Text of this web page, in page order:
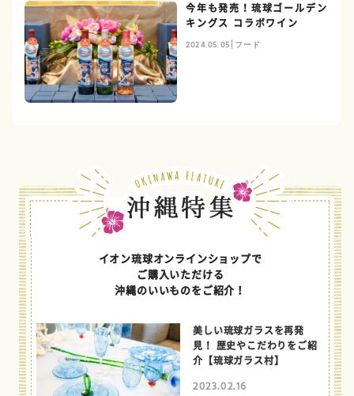
今年も発売！琉球ゴールデン
キングス コラボワイン
2024.05.05 フード
イオン琉球オンラインショップで
ご購入いただける
沖縄のいいものをご紹介！
美しい琉球ガラスを再発
見！ 歴史やこだわりをご紹
介【琉球ガラス村】
2023.02.16